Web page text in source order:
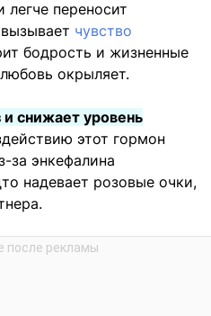
легче переносит
чувство
бодрость и жизненные
окрыляет.
и снижает уровень
этот гормон
за энкефалина
надевает розовые очки,